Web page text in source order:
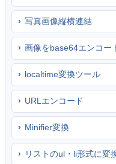
写真画像縦横連結
画像をbase64エンコー
localtime変換ツール
URLエンコード
Minifier変換
リストのul・li形式に変